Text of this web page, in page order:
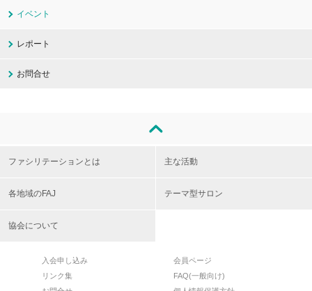
イベント
レポート
お問合せ
ファシリテーションとは 主な活動
各地域のFAJ テーマ型サロン
協会について
入会申し込み
会員ページ
リンク集
FAQ(一般向け)